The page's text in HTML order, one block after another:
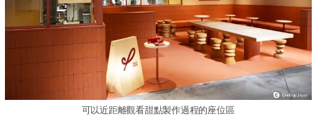
可以近距離觀看甜點製作過程的座位區